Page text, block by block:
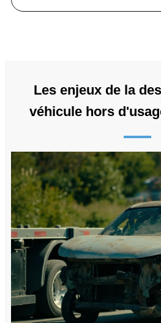
Les enjeux de la
véhicule hors